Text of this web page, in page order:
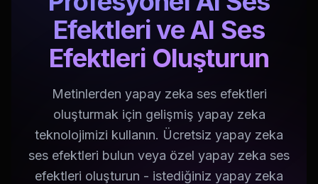
Efektleri ve AI Ses
Efektleri Oluşturun
Metinlerden yapay zeka ses efektleri
oluşturmak için gelişmiş yapay zeka
teknolojimizi kullanın. Ücretsiz yapay zeka
ses efektleri bulun veya özel yapay zeka ses
efektleri oluşturun - istediğiniz yapay zeka